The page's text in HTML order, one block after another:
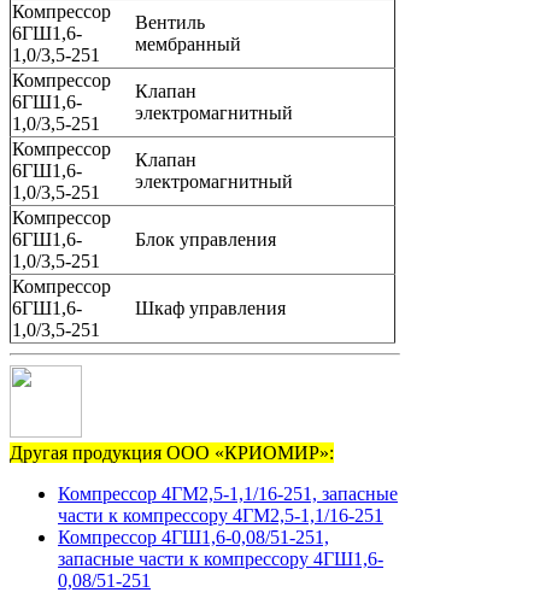
Компрессор
6ГШ1,6-
1,0/3,5-251
Вентиль
мембранный
Компрессор
6ГШ1,6-
1,0/3,5-251
Клапан
электромагнитный
Компрессор
6ГШ1,6-
1,0/3,5-251
Клапан
электромагнитный
Компрессор
6ГШ1,6-
1,0/3,5-251
Блок управления
Компрессор
6ГШ1,6-
1,0/3,5-251
Шкаф управления
Другая продукция ООО «КРИОМИР»:
Компрессор 4ГМ2,5-1,1/16-251, запасные
части к компрессору 4ГМ2,5-1,1/16-251
Компрессор 4ГШ1,6-0,08/51-251,
запасные части к компрессору 4ГШ1,6-
0,08/51-251